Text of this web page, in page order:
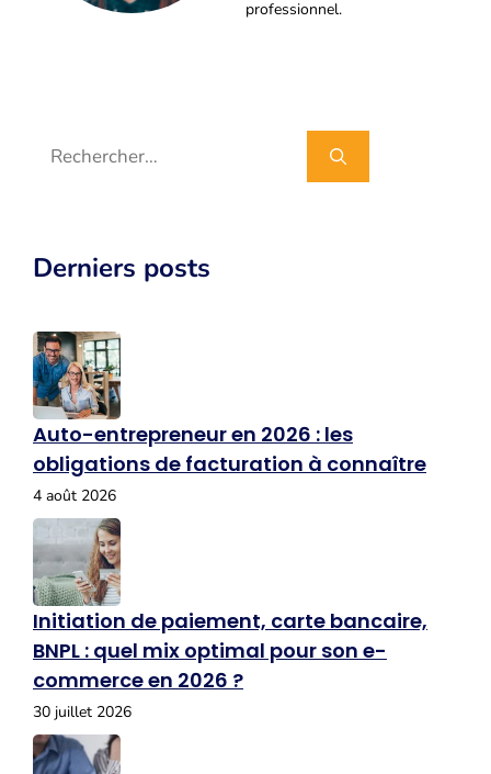
professionnel.
Rechercher :
Derniers posts
Auto-entrepreneur en 2026 : les
obligations de facturation à connaître
4 août 2026
Initiation de paiement, carte bancaire,
BNPL : quel mix optimal pour son e-
commerce en 2026 ?
30 juillet 2026